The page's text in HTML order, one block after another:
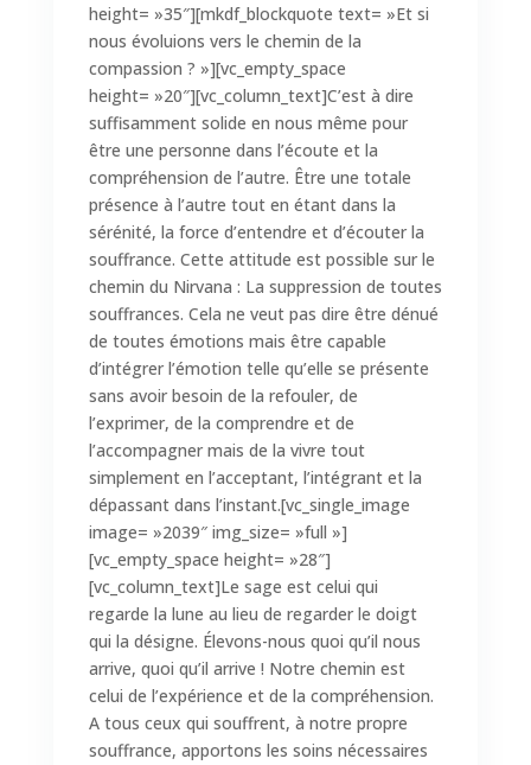
height= »35″][mkdf_blockquote text= »Et si
nous évoluions vers le chemin de la
compassion ? »][vc_empty_space
height= »20″][vc_column_text]C’est à dire
suffisamment solide en nous même pour
être une personne dans l’écoute et la
compréhension de l’autre. Être une totale
présence à l’autre tout en étant dans la
sérénité, la force d’entendre et d’écouter la
souffrance. Cette attitude est possible sur le
chemin du Nirvana : La suppression de toutes
souffrances. Cela ne veut pas dire être dénué
de toutes émotions mais être capable
d’intégrer l’émotion telle qu’elle se présente
sans avoir besoin de la refouler, de
l’exprimer, de la comprendre et de
l’accompagner mais de la vivre tout
simplement en l’acceptant, l’intégrant et la
dépassant dans l’instant.[vc_single_image
image= »2039″ img_size= »full »]
[vc_empty_space height= »28″]
[vc_column_text]Le sage est celui qui
regarde la lune au lieu de regarder le doigt
qui la désigne. Élevons-nous quoi qu’il nous
arrive, quoi qu’il arrive ! Notre chemin est
celui de l’expérience et de la compréhension.
A tous ceux qui souffrent, à notre propre
souffrance, apportons les soins nécessaires